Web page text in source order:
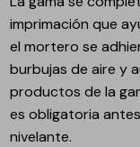
imprimación que
el mortero se
burbujas de aire y
productos de la
es obligatoria
nivelante.